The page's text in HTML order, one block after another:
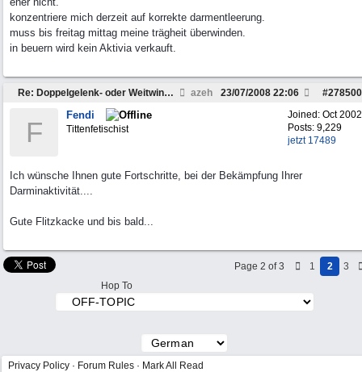
konzentriere mich derzeit auf korrekte darmentleerung.
muss bis freitag mittag meine trägheit überwinden.
in beuern wird kein Aktivia verkauft.
Re: Doppelgelenk- oder Weitwinkelwelle??? azeh #278500
23/07/2008 22:06
Joined: Oct 2002
Posts: 9,229
jetzt 17489
F
Fendi
Tittenfetischist
Ich wünsche Ihnen gute Fortschritte, bei der Bekämpfung Ihrer
Darminaktivität....
Gute Flitzkacke und bis bald...
Page 2 of 3 1 2
3
Hop To
Privacy Policy · Forum Rules · Mark All Read